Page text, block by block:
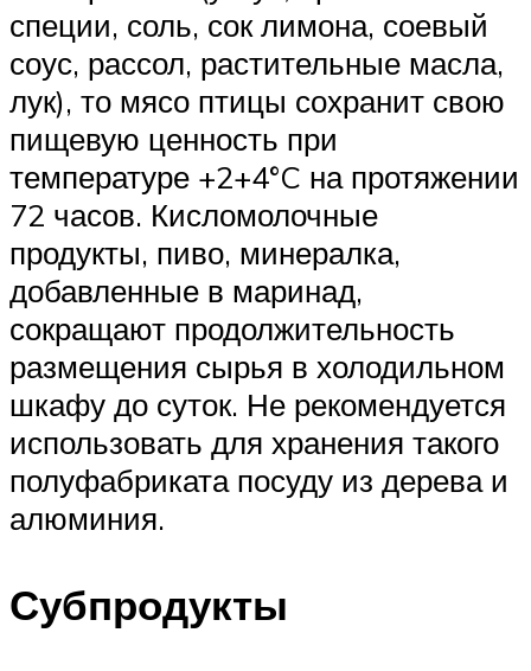
специи, соль, сок лимона, соевый
соус, рассол, растительные масла,
лук), то мясо птицы сохранит свою
пищевую ценность при
температуре +2+4°C на протяжении
72 часов. Кисломолочные
продукты, пиво, минералка,
добавленные в маринад,
сокращают продолжительность
размещения сырья в холодильном
шкафу до суток. Не рекомендуется
использовать для хранения такого
полуфабриката посуду из дерева и
алюминия.
Субпродукты